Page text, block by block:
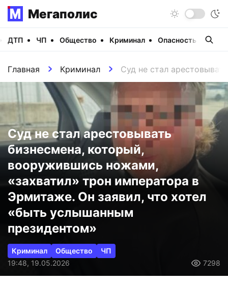
Мегаполис
ДТП ЧП Общество Криминал Опасность
Главная Криминал Суд не стал
Суд не стал арестовывать
бизнесмена, который,
вооружившись ножами,
«захватил» трон императора в
Эрмитаже. Он заявил, что хотел
«быть услышанным
президентом»
Криминал Общество
ЧП
19:48, 19.05.2026
7298